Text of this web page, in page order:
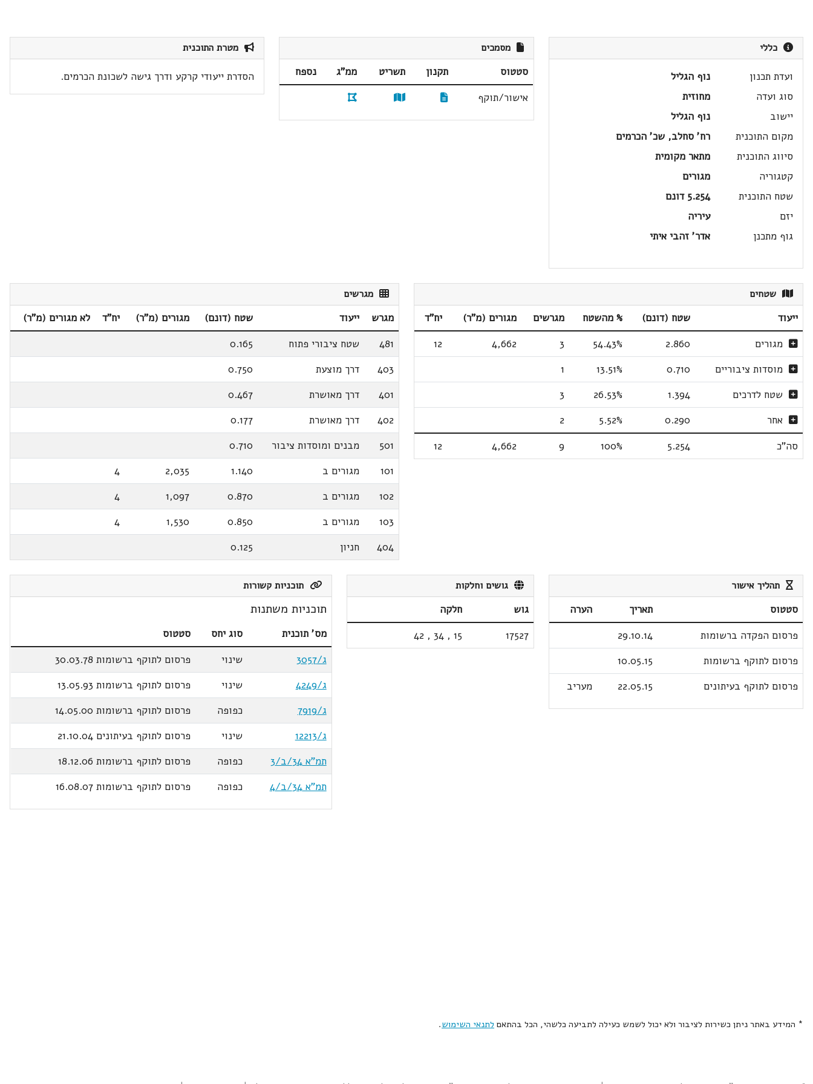
כללי
ועדת תכנון
נוף הגליל
סוג ועדה
מחוזית
יישוב
נוף הגליל
מקום התוכנית
רח' סחלב, שכ' הכרמים
סיווג התוכנית
מתאר מקומית
קטגוריה
מגורים
שטח התוכנית
5.254 דונם
יזם
עיריה
גוף מתכנן
אדר' זהבי איתי
מסמכים
סטטוס תקנון תשריט ממ"ג
נספח
אישור/תוקף
מטרת התוכנית
הסדרת ייעודי קרקע ודרך גישה לשכונת הכרמים.
שטחים
ייעוד שטח (דונם) % מהשטח מגרשים מגורים (מ"ר)
יח"ד
מגורים
2.860
54.43%
3
4,662
12
מוסדות ציבוריים
0.710
13.51%
1
שטח לדרכים
1.394
26.53%
3
אחר
0.290
5.52%
2
סה"כ
5.254
100%
9
4,662
12
מגרשים
מגרש ייעוד שטח (דונם) מגורים (מ"ר) יח"ד
לא מגורים (מ"ר)
481
שטח ציבורי פתוח
0.165
403
דרך מוצעת
0.750
401
דרך מאושרת
0.467
402
דרך מאושרת
0.177
501
מבנים ומוסדות ציבור
0.710
101
מגורים ב 1.140
2,035
4
102
מגורים ב 0.870
1,097
4
103
מגורים ב 0.850
1,530
4
404
חניון 0.125
תהליך אישור
סטטוס תאריך
הערה
פרסום הפקדה ברשומות
29.10.14
פרסום לתוקף ברשומות
10.05.15
פרסום לתוקף בעיתונים
22.05.15 מעריב
גושים וחלקות
גוש
חלקה
17527
15
,
34
,
42
תוכניות קשורות
תוכניות משתנות
מס' תוכנית סוג יחס
סטטוס
ג/3057
שינוי
פרסום לתוקף ברשומות 30.03.78
ג/4249
שינוי
פרסום לתוקף ברשומות 13.05.93
ג/7919
כפופה
פרסום לתוקף ברשומות 14.05.00
ג/12213
שינוי
פרסום לתוקף בעיתונים 21.10.04
תמ"א 34/ב/3
כפופה
פרסום לתוקף ברשומות 18.12.06
תמ"א 34/ב/4
כפופה פרסום לתוקף ברשומות 16.08.07
* המידע באתר ניתן כשירות לציבור ולא יכול לשמש כעילה לתביעה כלשהי, הכל בהתאם לתנאי השימוש.